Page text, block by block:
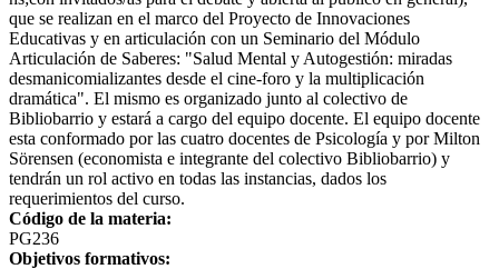
que se realizan en el marco del Proyecto de Innovaciones
Educativas y en articulación con un Seminario del Módulo
Articulación de Saberes: "Salud Mental y Autogestión: miradas
desmanicomializantes desde el cine-foro y la multiplicación
dramática". El mismo es organizado junto al colectivo de
Bibliobarrio y estará a cargo del equipo docente. El equipo docente
esta conformado por las cuatro docentes de Psicología y por Milton
Sörensen (economista e integrante del colectivo Bibliobarrio) y
tendrán un rol activo en todas las instancias, dados los
requerimientos del curso.
Código de la materia:
PG236
Objetivos formativos: